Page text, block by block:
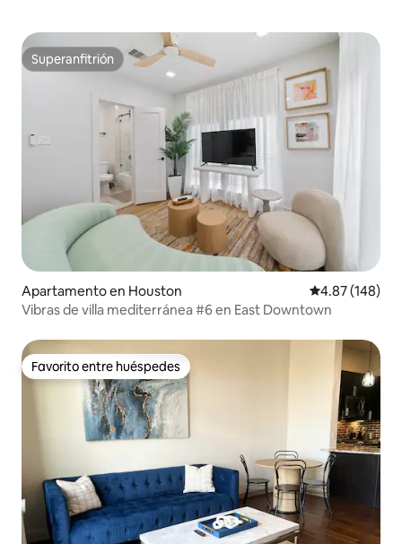
Superanfitrión
Superanfitrión
Apartamento en Houston Calificación
4.87 (148)
Vibras de villa mediterránea #6 en East Downtown
Favorito entre huéspedes
Favorito entre huéspedes